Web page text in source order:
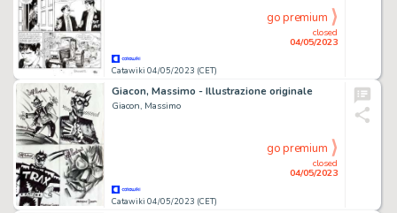
Catawiki 04/05/2023 (CET)
closed
04/05/2023
go premium
Giacon, Massimo - Illustrazione originale
Giacon, Massimo
Catawiki 04/05/2023 (CET)
closed
04/05/2023
go premium